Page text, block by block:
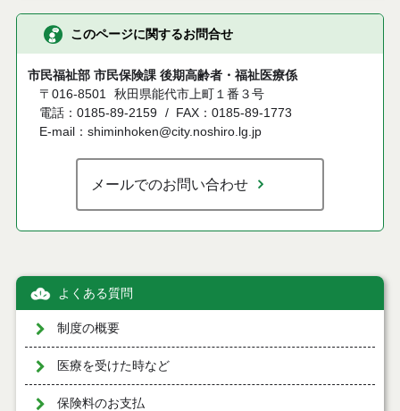
このページに関するお問合せ
市民福祉部 市民保険課 後期高齢者・福祉医療係
〒016-8501
秋田県能代市上町１番３号
電話：0185-89-2159
FAX：0185-89-1773
E-mail：shiminhoken@city.noshiro.lg.jp
メールでのお問い合わせ
よくある質問
制度の概要
医療を受けた時など
保険料のお支払